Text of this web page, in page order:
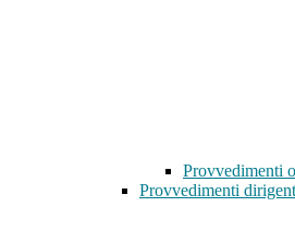
Provvedimenti
Provvedimenti